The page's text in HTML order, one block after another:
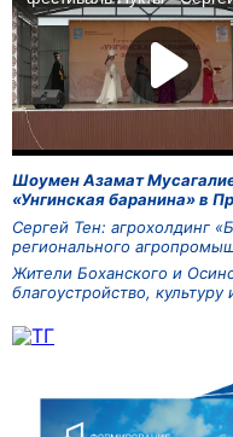
Шоумен Азамат
«Унгинская баранина» в
Сергей Тен: агрохолдинг
регионального
Жители Боханского и
благоустройство,